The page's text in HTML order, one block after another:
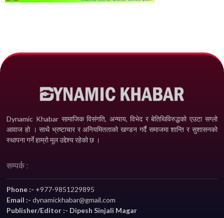
Dynamic Khabar सामाजिक विसंगति, अन्याय, विभेद­ र बेतिथिविरुद्धको एउटा सग्लो
आवाज हो । साथै भ्रष्टाचार र अनियमितताको खण्डन गर्दै समाजमा शान्ति र सुशासनको
स्थापना गर्ने हाम्रो मूल उद्देश्य रहेको छ ।
सम्पर्क :
Phone :- +977-9851229895
Email :-dynamickhabar@gmail.com
Publisher/Editor :- Dipesh Sinjali Magar